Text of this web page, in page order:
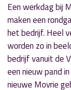
Een werkdag bij
maken een
het bedrijf. Heel
worden zo in
bedrijf vanuit de
een nieuw pand
nieuwe Movrie